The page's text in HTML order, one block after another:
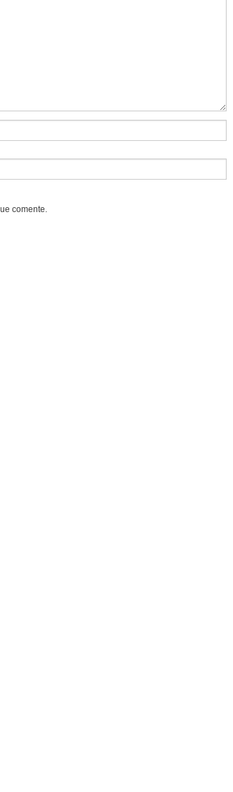
comente.